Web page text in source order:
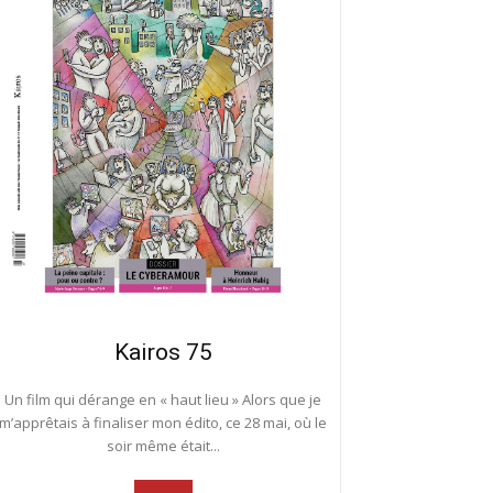
Kairos 75
Un film qui dérange en « haut lieu » Alors que je
m’apprêtais à finaliser mon édito, ce 28 mai, où le
soir même était...